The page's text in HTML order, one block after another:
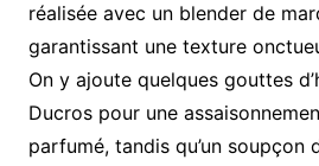
réalisée avec un blender de
garantissant une texture
On y ajoute quelques gouttes
Ducros pour une
parfumé, tandis qu’un soupçon